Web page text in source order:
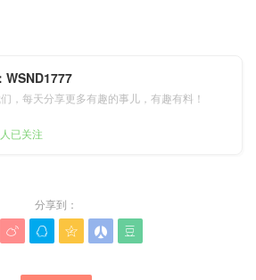
WSND1777
，每天分享更多有趣的事儿，有趣有料！
已关注
分享到：
    